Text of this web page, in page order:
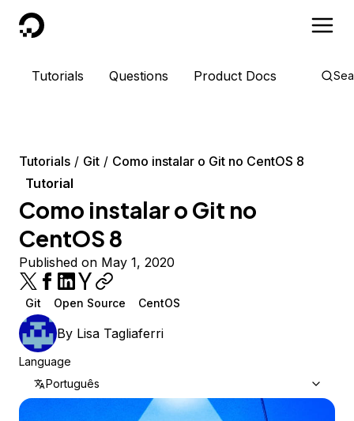
DigitalOcean
Tutorials Questions Product Docs
Tutorials Git
Como instalar o Git no CentOS 8
Tutorial
Como instalar o Git no
CentOS 8
Published on May 1, 2020
Git Open Source CentOS
By Lisa Tagliaferri
Language
Português